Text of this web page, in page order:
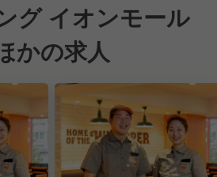
グ イオンモール
かの求人